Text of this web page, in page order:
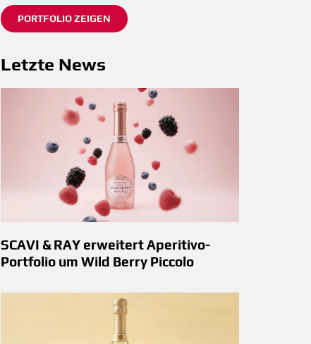
PORTFOLIO ZEIGEN
Letzte News
SCAVI & RAY erweitert Aperitivo-
Portfolio um Wild Berry Piccolo